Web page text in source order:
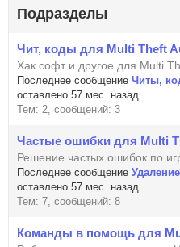
Подразделы
Чит, коды для Multi Theft
Хак софт и другое для Multi
Последнее сообщение Читы,
оставлено 57 мес. назад
Тем: 2, сообщений: 3
Частые ошибки для Multi
Решение частых ошибок по
Последнее сообщение
оставлено 57 мес. назад
Тем: 7, сообщений: 8
Команды в помощь для